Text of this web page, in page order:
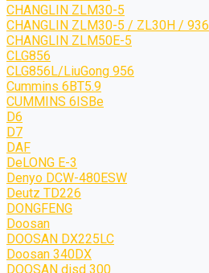
CHANGLIN ZLM30-5
CHANGLIN ZLM30-5 / ZL30H / 936
CHANGLIN ZLM50E-5
CLG856
CLG856L/LiuGong 956
Cummins 6BT5.9
CUMMINS 6ISBe
D6
D7
DAF
DeLONG Е-3
Denyo DCW-480ESW
Deutz TD226
DONGFENG
Doosan
DOOSAN DX225LC
Doosan 340DX
DOOSAN disd 300